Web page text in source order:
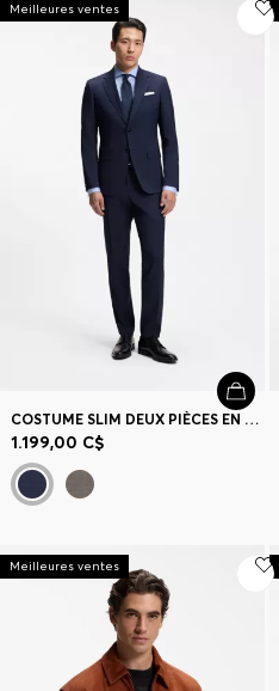
Meilleures ventes
COSTUME SLIM DEUX PIÈCES EN MOHAIR STRETCH À CARREAUX
1.199,00 C$
Meilleures ventes